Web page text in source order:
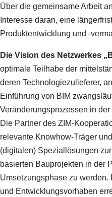
Über die gemeinsame Arbeit
Interesse daran, eine
Produktentwicklung und -
Die Vision des Netzwerkes
optimale Teilhabe der
deren Technologiezulieferer,
Einführung von BIM
Veränderungsprozessen in
Die Partner des ZIM-
relevante Knowhow-Träger
(digitalen) Speziallösungen
basierten Bauprojekten in der
Umsetzungsphase zu
und Entwicklungsvorhaben